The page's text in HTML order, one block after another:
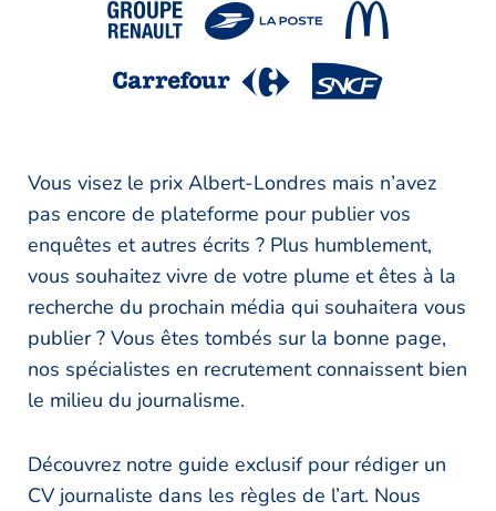
Vous visez le prix Albert-Londres mais n’avez
pas encore de plateforme pour publier vos
enquêtes et autres écrits ? Plus humblement,
vous souhaitez vivre de votre plume et êtes à la
recherche du prochain média qui souhaitera vous
publier ? Vous êtes tombés sur la bonne page,
nos spécialistes en recrutement connaissent bien
le milieu du journalisme.
Découvrez notre guide exclusif pour rédiger un
CV journaliste dans les règles de l’art. Nous